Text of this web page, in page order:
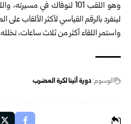
لينفرد بالرقم القياسي لأكثر الألقاب على
واستمر اللقاء أكثر من ثلاث ساعات، تخلله 13 نقطة كسر إرسال.
الوسوم:دورة أثينا لكرة المضرب